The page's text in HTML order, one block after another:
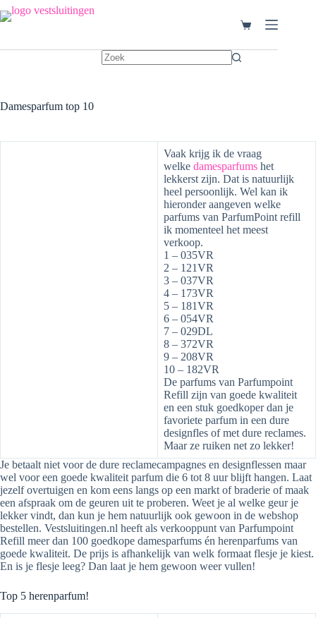
Ga
naar
Winkelwagen
Damesparfum top 10
Vaak krijg ik de vraag
welke damesparfums het
lekkerst zijn. Dat is natuurlijk
heel persoonlijk. Wel kan ik
hieronder aangeven welke
parfums van ParfumPoint refill
ik momenteel het meest
verkoop.
1 – 035VR
2 – 121VR
3 – 037VR
4 – 173VR
5 – 181VR
6 – 054VR
7 – 029DL
8 – 372VR
9 – 208VR
10 – 182VR
De parfums van Parfumpoint
Refill zijn van goede kwaliteit
en een stuk goedkoper dan je
favoriete parfum in een dure
designfles of met dure reclames.
Maar ze ruiken net zo lekker!
Je betaalt niet voor de dure reclamecampagnes en designflessen maar
wel voor een goede kwaliteit parfum die 6 tot 8 uur blijft hangen. Laat
jezelf overtuigen en kom eens langs op een markt of braderie of maak
een afspraak om de geuren uit te proberen. Weet je al welke geur je
lekker vindt, dan kun je hem natuurlijk ook gewoon in de webshop
bestellen. Vestsluitingen.nl heeft als verkooppunt van Parfumpoint
Refill meer dan 100 goedkope damesparfums én herenparfums van
goede kwaliteit. De prijs is afhankelijk van welk formaat flesje je kiest.
En is je flesje leeg? Dan laat je hem gewoon weer vullen!
Top 5 herenparfum!